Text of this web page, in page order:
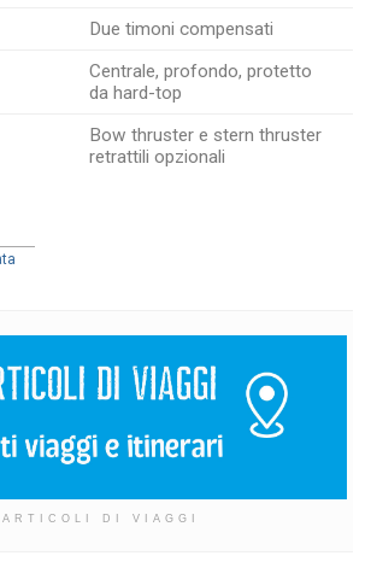
Due timoni compensati
Centrale, profondo, protetto
da hard-top
Bow thruster e stern thruster
retrattili opzionali
ARTICOLI DI VIAGGI